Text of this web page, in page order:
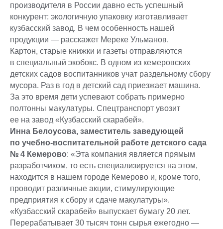
производителя в России давно есть успешный
конкурент: экологичную упаковку изготавливает
кузбасский завод. В чем особенность нашей
продукции — расскажет Мереке Ульманов.
Картон, старые книжки и газеты отправляются
в специальный экобокс. В одном из кемеровских
детских садов воспитанников учат раздельному сбору
мусора. Раз в год в детский сад приезжает машина.
За это время дети успевают собрать примерно
полтонны макулатуры. Спецтранспорт увозит
ее на завод «Кузбасский скарабей».
Инна Белоусова, заместитель заведующей
по учебно-воспитательной работе детского сада
№ 4 Кемерово: «Эта компания является прямым
разработчиком, то есть специализируется на этом,
находится в нашем городе Кемерово и, кроме того,
проводит различные акции, стимулирующие
предприятия к сбору и сдаче макулатуры».
«Кузбасский скарабей» выпускает бумагу 20 лет.
Перерабатывает 30 тысяч тонн сырья ежегодно —